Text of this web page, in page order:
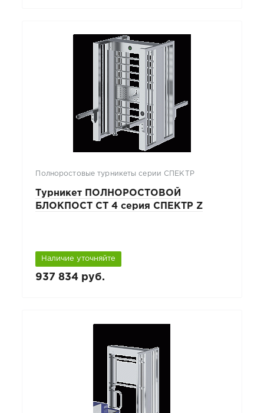
Полноростовые турникеты серии СПЕКТР
Турникет ПОЛНОРОСТОВОЙ
БЛОКПОСТ СТ 4 серия СПЕКТР Z
Наличие уточняйте
937 834 руб.